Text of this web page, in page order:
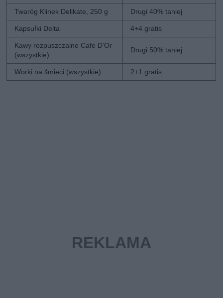
Twaróg Klinek Delikate, 250 g Drugi 40% taniej
Kapsułki Delta 4+4 gratis
Kawy rozpuszczalne Cafe D’Or
(wszystkie)
Drugi 50% taniej
Worki na śmieci (wszystkie) 2+1 gratis